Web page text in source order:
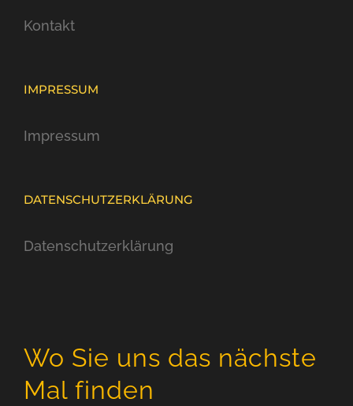
Kontakt
IMPRESSUM
Impressum
DATENSCHUTZERKLÄRUNG
Datenschutzerklärung
Wo Sie uns das nächste
Mal finden